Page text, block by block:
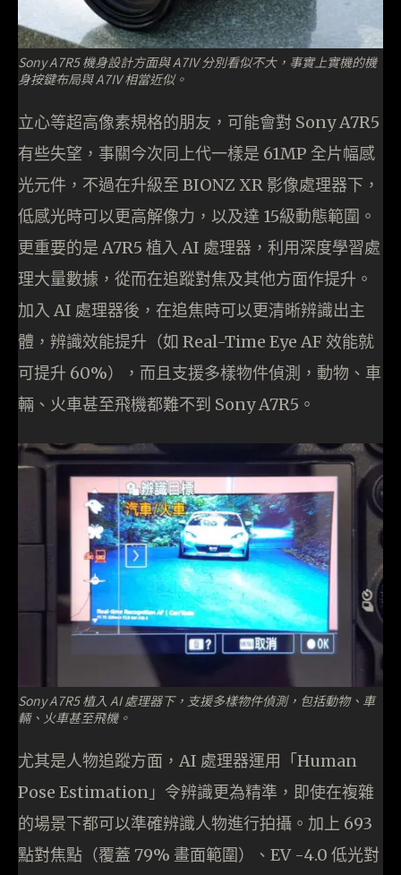
Sony A7R5 機身設計方面與 A7IV 分別看似不大，事實上實機的機
身按鍵布局與 A7IV 相當近似。
立心等超高像素規格的朋友，可能會對 Sony A7R5
有些失望，事關今次同上代一樣是 61MP 全片幅感
光元件，不過在升級至 BIONZ XR 影像處理器下，
低感光時可以更高解像力，以及達 15級動態範圍。
更重要的是 A7R5 植入 AI 處理器，利用深度學習處
理大量數據，從而在追蹤對焦及其他方面作提升。
加入 AI 處理器後，在追焦時可以更清晰辨識出主
體，辨識效能提升（如 Real-Time Eye AF 效能就
可提升 60%），而且支援多樣物件偵測，動物、車
輛、火車甚至飛機都難不到 Sony A7R5。
Sony A7R5 植入 AI 處理器下，支援多樣物件偵測，包括動物、車
輛、火車甚至飛機。
尤其是人物追蹤方面，AI 處理器運用「Human
Pose Estimation」令辨識更為精準，即使在複雜
的場景下都可以準確辨識人物進行拍攝。加上 693
點對焦點（覆蓋 79% 畫面範圍）、EV -4.0 低光對